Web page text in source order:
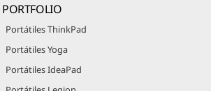
PORTFOLIO
Portátiles ThinkPad
Portátiles Yoga
Portátiles IdeaPad